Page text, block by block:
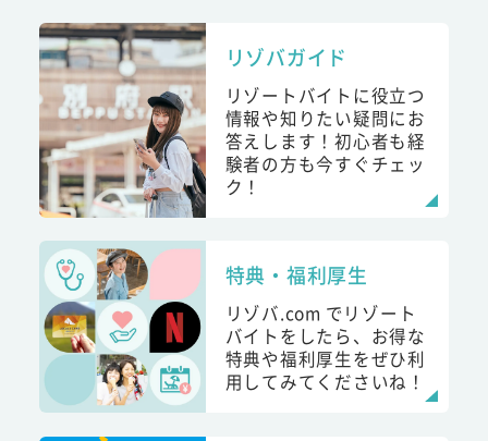
リゾバガイド
リゾートバイトに役立つ
情報や知りたい疑問にお
答えします！初心者も経
験者の方も今すぐチェッ
ク！
特典・福利厚生
リゾバ.com でリゾート
バイトをしたら、お得な
特典や福利厚生をぜひ利
用してみてくださいね！